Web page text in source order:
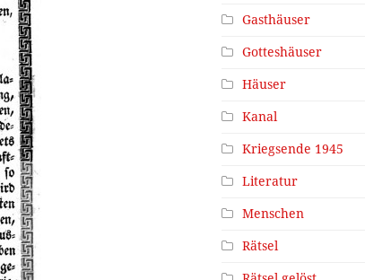
Gasthäuser
Gotteshäuser
Häuser
Kanal
Kriegsende 1945
Literatur
Menschen
Rätsel